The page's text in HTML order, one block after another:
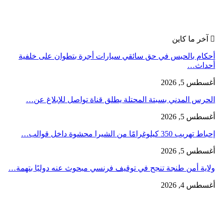
آخر ما كاين
أحكام بالحبس في حق سائقي سيارات أجرة بتطوان على خلفية
أحداث…
أغسطس 5, 2026
الحرس المدني بسبتة المحتلة يطلق قناة تواصل للإبلاغ عن…
أغسطس 5, 2026
إحباط تهريب 350 كيلوغرامًا من الشيرا محشوة داخل قوالب…
أغسطس 5, 2026
ولاية أمن طنجة تنجح في توقيف فرنسي مبحوث عنه دوليًا بتهمة…
أغسطس 4, 2026